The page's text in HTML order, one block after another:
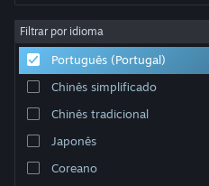
Sobre
Apoio
Alterar idioma
Instala a app móvel do Steam
Filtrar por idioma
Português (Portugal)
Chinês simplificado
Chinês tradicional
Japonês
Coreano
Ordenar por Relevância
0 resultados correspondentes à tua
excluídos com base nas tuas